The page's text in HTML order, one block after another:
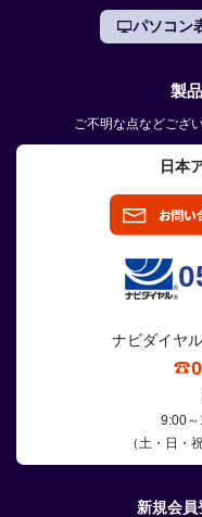
パソコン
製
ご不明な点などござ
日本
ナビダイヤ
9:00
（土・日・
新規会